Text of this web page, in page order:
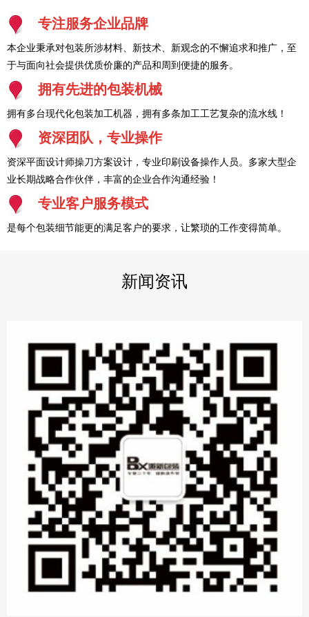
专注服务企业品牌
本企业秉承对包装所涉材料、新技术、新观念的不懈追求和推广，至
于与面向社会提供优质价廉的产品和周到便捷的服务。
拥有先进的包装机械
拥有多台现代化包装加工机器，拥有多条加工工艺复杂的流水线！
资深团队，专业操作
资深平面设计师操刀方案设计，专业印刷设备操作人员。多家大型企
业长期战略合作伙伴，丰富的企业合作沟通经验！
专业客户服务模式
是每个包装细节能更的满足客户的要求，让繁琐的工作变得简单。
新闻资讯